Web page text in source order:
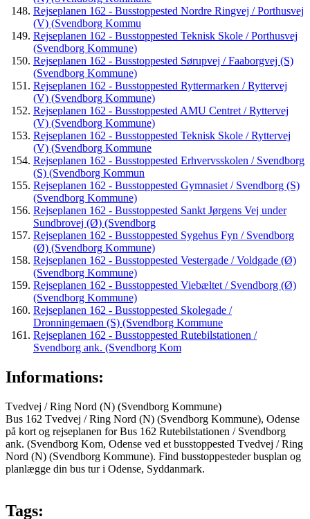
Rejseplanen 162 - Busstoppested Nordre Ringvej / Porthusvej
(V) (Svendborg Kommu
Rejseplanen 162 - Busstoppested Teknisk Skole / Porthusvej
(Svendborg Kommune)
Rejseplanen 162 - Busstoppested Sørupvej / Faaborgvej (S)
(Svendborg Kommune)
Rejseplanen 162 - Busstoppested Ryttermarken / Ryttervej
(V) (Svendborg Kommune)
Rejseplanen 162 - Busstoppested AMU Centret / Ryttervej
(V) (Svendborg Kommune)
Rejseplanen 162 - Busstoppested Teknisk Skole / Ryttervej
(V) (Svendborg Kommune
Rejseplanen 162 - Busstoppested Erhvervsskolen / Svendborg
(S) (Svendborg Kommun
Rejseplanen 162 - Busstoppested Gymnasiet / Svendborg (S)
(Svendborg Kommune)
Rejseplanen 162 - Busstoppested Sankt Jørgens Vej under
Sundbrovej (Ø) (Svendborg
Rejseplanen 162 - Busstoppested Sygehus Fyn / Svendborg
(Ø) (Svendborg Kommune)
Rejseplanen 162 - Busstoppested Vestergade / Voldgade (Ø)
(Svendborg Kommune)
Rejseplanen 162 - Busstoppested Viebæltet / Svendborg (Ø)
(Svendborg Kommune)
Rejseplanen 162 - Busstoppested Skolegade /
Dronningemaen (S) (Svendborg Kommune
Rejseplanen 162 - Busstoppested Rutebilstationen /
Svendborg ank. (Svendborg Kom
Informations:
Tvedvej / Ring Nord (N) (Svendborg Kommune)
Bus 162 Tvedvej / Ring Nord (N) (Svendborg Kommune), Odense
på kort og rejseplanen for Bus 162 Rutebilstationen / Svendborg
ank. (Svendborg Kom, Odense ved et busstoppested Tvedvej / Ring
Nord (N) (Svendborg Kommune). Find busstoppesteder busplan og
planlægge din bus tur i Odense, Syddanmark.
Tags: